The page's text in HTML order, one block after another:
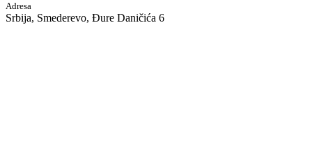
Adresa
Srbija, Smederevo, Đure Daničića 6